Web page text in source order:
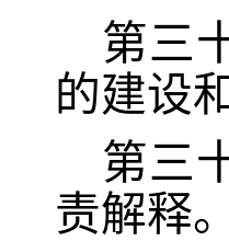
第三
的建设
第三
责解释。